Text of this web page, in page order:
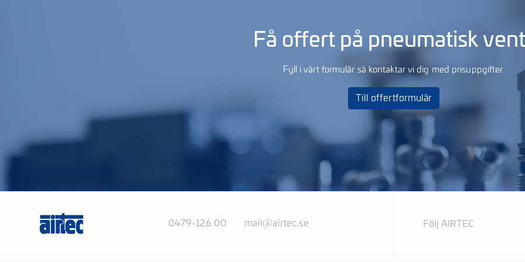
Få offert på pneumatisk
Fyll i vårt formulär så kontaktar vi dig med prisuppgifter.
Till offertformulär
0479-126 00 mail@airtec.se Följ AIRTEC